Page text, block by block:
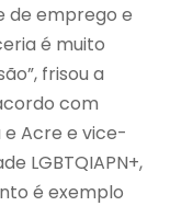
de emprego e
é muito
frisou a
com
e Acre e vice-
LGBTQIAPN+,
é exemplo